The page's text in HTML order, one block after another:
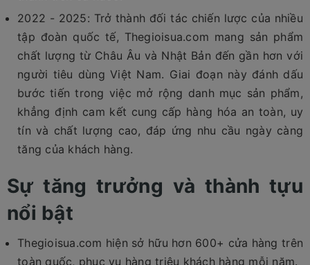
2022 - 2025: Trở thành đối tác chiến lược của nhiều
tập đoàn quốc tế, Thegioisua.com mang sản phẩm
chất lượng từ Châu Âu và Nhật Bản đến gần hơn với
người tiêu dùng Việt Nam. Giai đoạn này đánh dấu
bước tiến trong việc mở rộng danh mục sản phẩm,
khẳng định cam kết cung cấp hàng hóa an toàn, uy
tín và chất lượng cao, đáp ứng nhu cầu ngày càng
tăng của khách hàng.
Sự tăng trưởng và thành tựu
nổi bật
Thegioisua.com hiện sở hữu hơn 600+ cửa hàng trên
toàn quốc, phục vụ hàng triệu khách hàng mỗi năm.